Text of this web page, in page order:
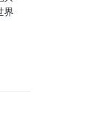
界